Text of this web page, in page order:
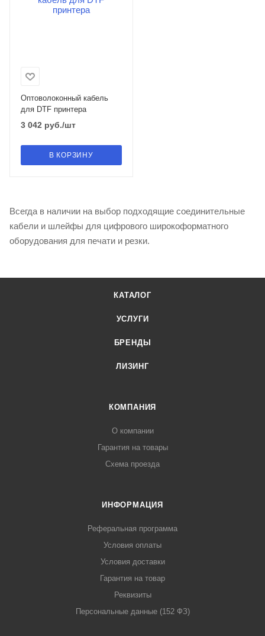
Оптоволоконный кабель
для DTF принтера
3 042 руб./шт
В КОРЗИНУ
Всегда в наличии на выбор подходящие соединительные
кабели и шлейфы для цифрового широкоформатного
оборудования для печати и резки.
КАТАЛОГ
УСЛУГИ
БРЕНДЫ
ЛИЗИНГ
КОМПАНИЯ
О компании
Гарантия на товары
Схема проезда
ИНФОРМАЦИЯ
Реферальная программа
Условия оплаты
Условия доставки
Гарантия на товар
Реквизиты
Персональные данные (152 ФЗ)